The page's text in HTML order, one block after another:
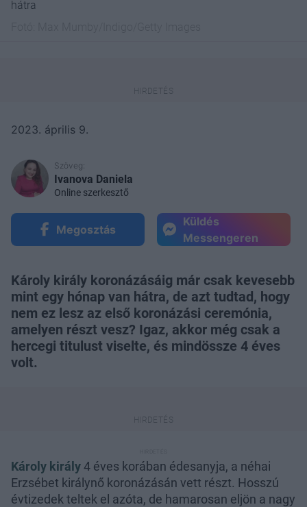
hátra
2023. április 9.
Szöveg:
Ivanova Daniela
Online szerkesztő
Megosztás
Küldés
Messengeren
Károly király koronázásáig már csak kevesebb
mint egy hónap van hátra, de azt tudtad, hogy
nem ez lesz az első koronázási ceremónia,
amelyen részt vesz? Igaz, akkor még csak a
hercegi titulust viselte, és mindössze 4 éves
volt.
Károly király4 éves korában édesanyja, a néhai
Erzsébet királynő koronázásán vett részt. Hosszú
évtizedek teltek el azóta, de hamarosan eljön a nagy